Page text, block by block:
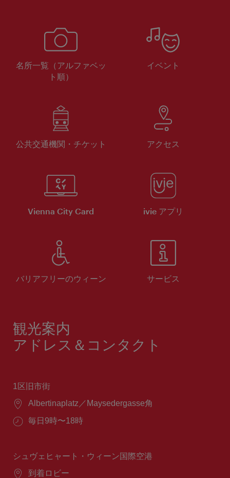
名所一覧（アルファベッ
ト順）
イベント
公共交通機関・チケット アクセス
Vienna City Card ivie アプリ
バリアフリーのウィーン サービス
観光案内
アドレス＆コンタクト
1区旧市街
場
Albertinaplatz／Maysedergasse角
営
間：
毎日9時〜18時
シュヴェヒャート・ウィーン国際空港
場
到着ロビー